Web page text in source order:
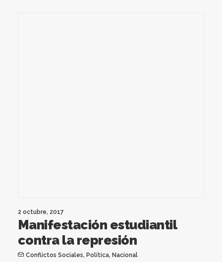
2 octubre, 2017
Manifestación estudiantil
contra la represión
Conflictos Sociales, Política, Nacional